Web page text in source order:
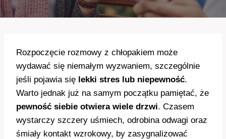
Rozpoczęcie rozmowy z chłopakiem może
wydawać się niemałym wyzwaniem, szczególnie
jeśli pojawia się lekki stres lub niepewność.
Warto jednak już na samym początku pamiętać, że
pewność siebie otwiera wiele drzwi. Czasem
wystarczy szczery uśmiech, odrobina odwagi oraz
śmiały kontakt wzrokowy, by zasygnalizować